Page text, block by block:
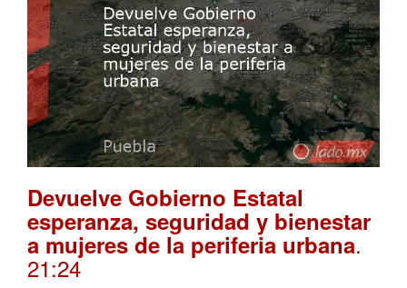
Devuelve Gobierno Estatal
esperanza, seguridad y bienestar
a mujeres de la periferia urbana.
21:24